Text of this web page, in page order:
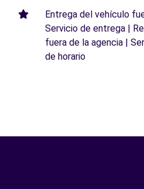
Entrega del vehículo
Servicio de entrega |
fuera de la agencia |
de horario